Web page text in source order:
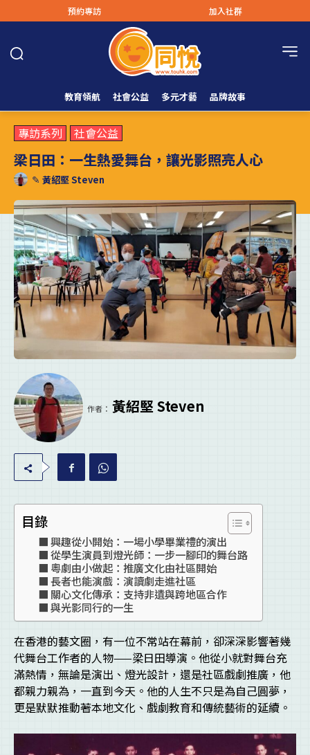
預約專訪 加入社群
教育領航 社會公益 多元才藝 品牌故事
專訪系列 社會公益
梁日田：一生熱愛舞台，讓光影照亮人心
✎ 黃紹堅 Steven
作者： 黃紹堅 Steven
目錄
興趣從小開始：一場小學畢業禮的演出
從學生演員到燈光師：一步一腳印的舞台路
粵劇由小做起：推廣文化由社區開始
長者也能演戲：演讀劇走進社區
關心文化傳承：支持非遺與跨地區合作
與光影同行的一生
在香港的藝文圈，有一位不常站在幕前，卻深深影響著幾
代舞台工作者的人物——梁日田導演。他從小就對舞台充
滿熱情，無論是演出、燈光設計，還是社區戲劇推廣，他
都親力親為，一直到今天。他的人生不只是為自己圓夢，
更是默默推動著本地文化、戲劇教育和傳統藝術的延續。